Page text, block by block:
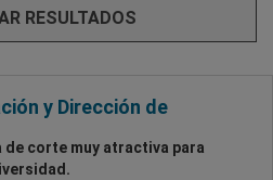
RESULTADOS
y Dirección de
de corte muy atractiva para